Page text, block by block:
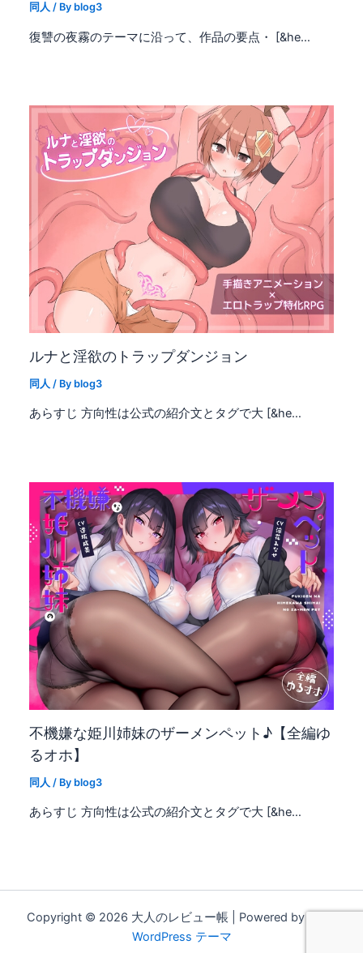
同人 / By blog3
復讐の夜霧のテーマに沿って、作品の要点・ [&he…
ルナと淫欲のトラップダンジョン
同人 / By blog3
あらすじ 方向性は公式の紹介文とタグで大 [&he…
不機嫌な姫川姉妹のザーメンペット♪【全編ゆ
るオホ】
同人 / By blog3
あらすじ 方向性は公式の紹介文とタグで大 [&he…
Copyright © 2026 大人のレビュー帳 | Powered by
WordPress テーマ